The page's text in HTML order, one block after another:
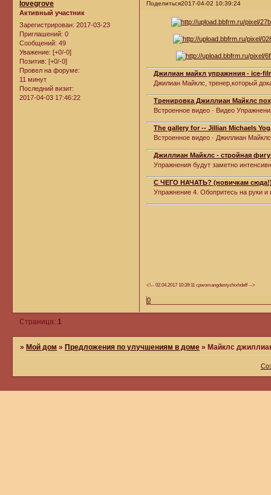
Поделиться2017-04-02 10:39:24
lovegrove
Активный участник
Зарегистрирован: 2017-03-23
Приглашений: 0
Сообщений: 49
Уважение: [+0/-0]
Позитив: [+0/-0]
Провел на форуме:
11 минут
Последний визит:
2017-04-03 17:46:22
Джилиан майкл упражнния - ice-
Джилиан Майклс, тренер,который
Тренировка Джиллиан Майклс
Встроенное видео · Видео
The gallery for -- Jillian Michaels
Встроенное видео · Джиллиан
Джиллиан Майклс - стройная
Упражнения будут заметно
C ЧЕГО НАЧАТЬ? (новичкам
Упражнение 4. Обопритесь на руки и
<!-- 02.04.2017 10:39:11 cpwomangdestyzhixhdeff -->
0
Страница: 1
»Мой дом »Предложения по улучшениям в доме »Майклс